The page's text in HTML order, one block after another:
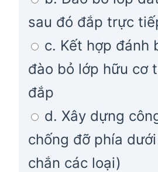
sau đó đắp trực
c. Kết hợp đánh
đào bỏ lớp hữu cơ
đắp
d. Xây dựng
chống đỡ phía
chắn các loại)